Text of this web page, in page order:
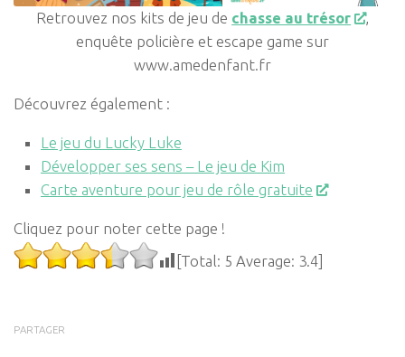
Retrouvez nos kits de jeu de chasse au trésor
,
enquête policière et escape game sur
www.amedenfant.fr
Découvrez également :
Le jeu du Lucky Luke
Développer ses sens – Le jeu de Kim
Carte aventure pour jeu de rôle gratuite
Cliquez pour noter cette page !
[Total: 5 Average: 3.4]
PARTAGER